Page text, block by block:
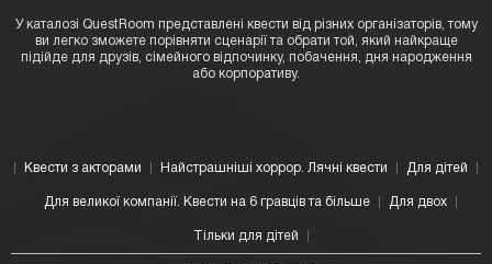
У каталозі QuestRoom представлені квести від різних організаторів, тому
ви легко зможете порівняти сценарії та обрати той, який найкраще
підійде для друзів, сімейного відпочинку, побачення, дня народження
або корпоративу.
Квести з акторами Найстрашніші хоррор. Лячні квести Для дітей
Для великої компанії. Квести на 6 гравців та більше Для двох
Тільки для дітей